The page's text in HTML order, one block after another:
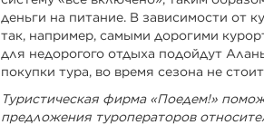
деньги на питание. В зависимости от
так, например, самыми дорогими
для недорогого отдыха подойдут
покупки тура, во время сезона не
Туристическая фирма «Поедем!»
предложения туроператоров